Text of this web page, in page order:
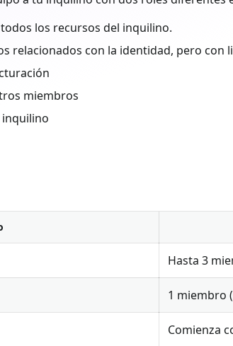
los recursos del inquilino.
relacionados con la identidad, pero con
miembros
Hasta 3
1 miembro
Comienza